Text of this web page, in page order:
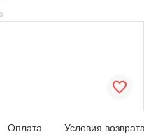
Оплата Условия